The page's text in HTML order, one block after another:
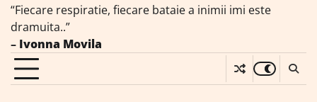
“Fiecare respiratie, fiecare bataie a inimii imi este
dramuita..”
– Ivonna Movila